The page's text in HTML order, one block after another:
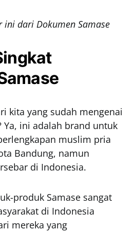
ini dari Dokumen Samase
kita yang sudah mengenai
Ya, ini adalah brand untuk
muslim pria
Bandung, namun
di Indonesia.
produk Samase sangat
di Indonesia
mereka yang